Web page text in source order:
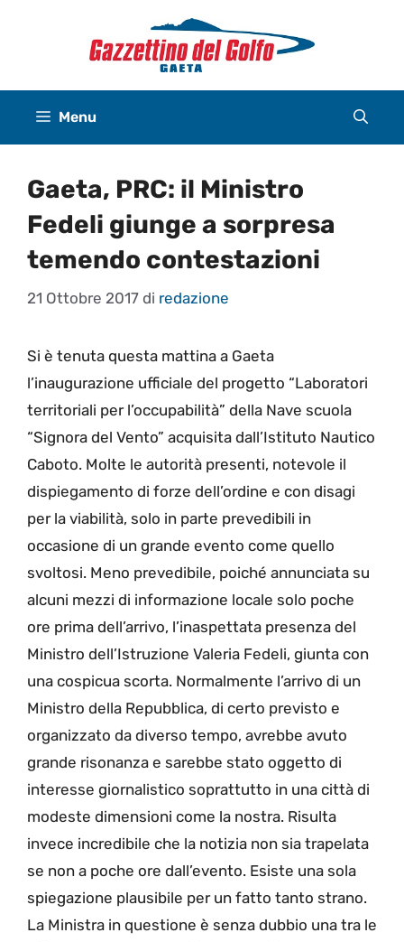
Menu
Gaeta, PRC: il Ministro
Fedeli giunge a sorpresa
temendo contestazioni
21 Ottobre 2017 di redazione
Si è tenuta questa mattina a Gaeta
l’inaugurazione ufficiale del progetto “Laboratori
territoriali per l’occupabilità” della Nave scuola
“Signora del Vento” acquisita dall’Istituto Nautico
Caboto. Molte le autorità presenti, notevole il
dispiegamento di forze dell’ordine e con disagi
per la viabilità, solo in parte prevedibili in
occasione di un grande evento come quello
svoltosi. Meno prevedibile, poiché annunciata su
alcuni mezzi di informazione locale solo poche
ore prima dell’arrivo, l’inaspettata presenza del
Ministro dell’Istruzione Valeria Fedeli, giunta con
una cospicua scorta. Normalmente l’arrivo di un
Ministro della Repubblica, di certo previsto e
organizzato da diverso tempo, avrebbe avuto
grande risonanza e sarebbe stato oggetto di
interesse giornalistico soprattutto in una città di
modeste dimensioni come la nostra. Risulta
invece incredibile che la notizia non sia trapelata
se non a poche ore dall’evento. Esiste una sola
spiegazione plausibile per un fatto tanto strano.
La Ministra in questione è senza dubbio una tra le